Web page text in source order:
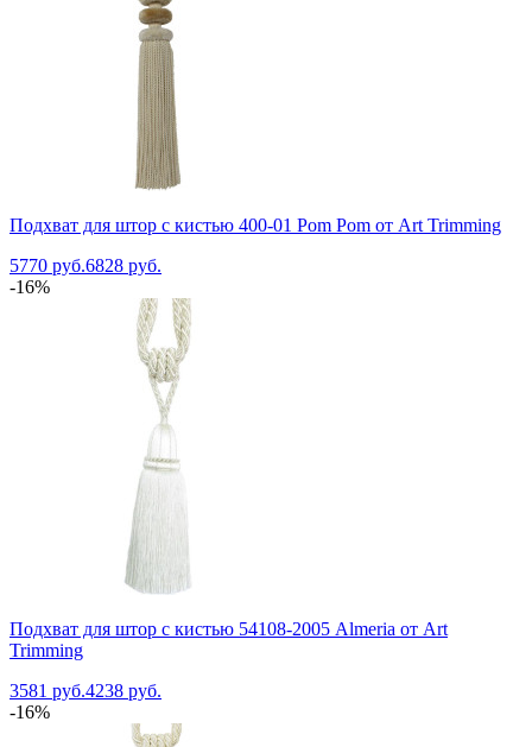
Подхват для штор с кистью 400-01 Pom Pom от Art Trimming
5770 руб.6828 руб.
-16%
Подхват для штор с кистью 54108-2005 Almeria от Art
Trimming
3581 руб.4238 руб.
-16%